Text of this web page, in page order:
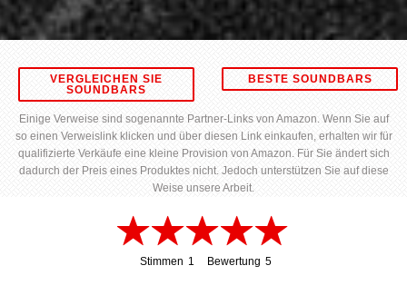
VERGLEICHEN SIE
SOUNDBARS
BESTE SOUNDBARS
Einige Verweise sind sogenannte Partner-Links von Amazon. Wenn Sie auf
so einen Verweislink klicken und über diesen Link einkaufen, erhalten wir für
qualifizierte Verkäufe eine kleine Provision von Amazon. Für Sie ändert sich
dadurch der Preis eines Produktes nicht. Jedoch unterstützen Sie auf diese
Weise unsere Arbeit.
Stimmen 1
Bewertung 5